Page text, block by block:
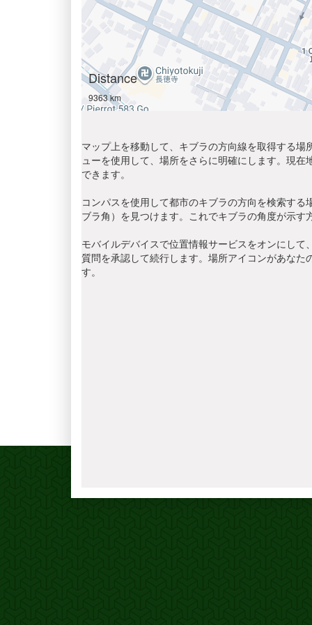
Distance
9363 km
マップ上を移動して、キブラの方向線を取得する
ューを使用して、場所をさらに明確にします。現
できます。
コンパスを使用して都市のキブラの方向を検索す
ブラ角）を見つけます。これでキブラの角度が示す
モバイルデバイスで位置情報サービスをオンにし
質問を承認して続行します。場所アイコンがあな
す。